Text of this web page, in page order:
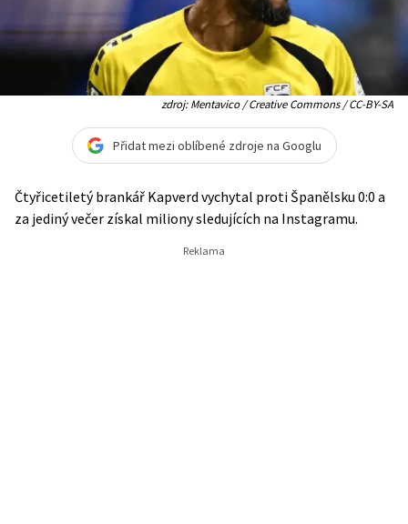
zdroj: Mentavico / Creative Commons / CC-BY-SA
Přidat mezi oblíbené zdroje na Googlu
Čtyřicetiletý brankář Kapverd vychytal proti Španělsku 0:0 a
za jediný večer získal miliony sledujících na Instagramu.